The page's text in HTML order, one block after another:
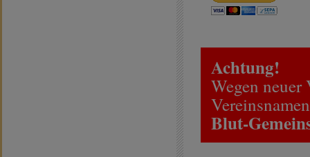
Achtung!
Wegen
Blut-